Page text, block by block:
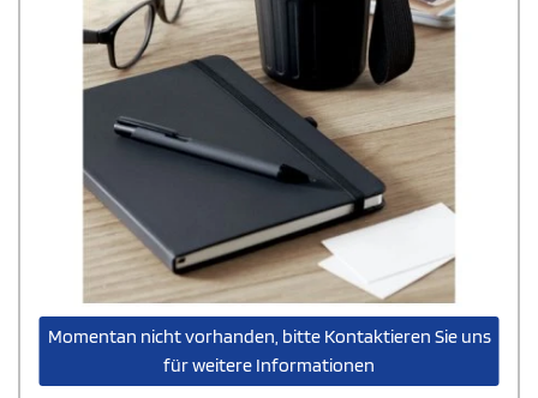
Momentan nicht vorhanden, bitte Kontaktieren Sie uns
für weitere Informationen